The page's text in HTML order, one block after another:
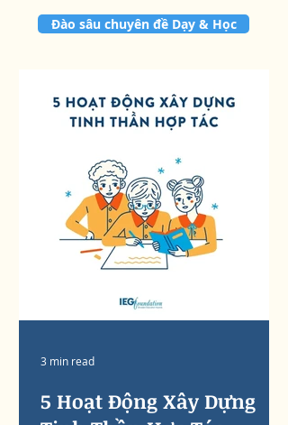
Đào sâu chuyên đề Dạy & Học
5 Hoạt Động Xây Dựng
3 min read